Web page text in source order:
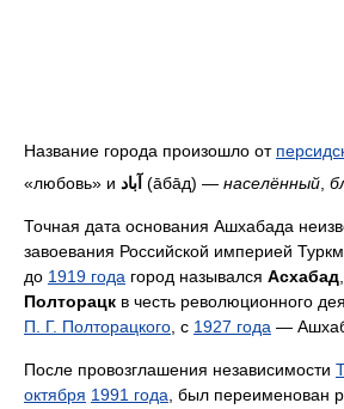
Название города произошло от
«любовь» и آباد (āбāд) — населённый
Точная дата основания Ашхабада
завоевания Российской империей
до 1919 года город назывался Асхабад
Полторацк в честь революционного
П. Г. Полторацкого , с 1927 года —
После провозглашения независимости
октября 1991 года , был переименован